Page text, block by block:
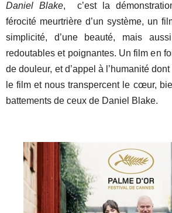
Daniel Blake, c’est la
férocité meurtrière d’un système, un
simplicité, d’une beauté, mais
redoutables et poignantes. Un film en
de douleur, et d’appel à l’humanité
le film et nous transpercent le cœur,
battements de ceux de Daniel Blake.